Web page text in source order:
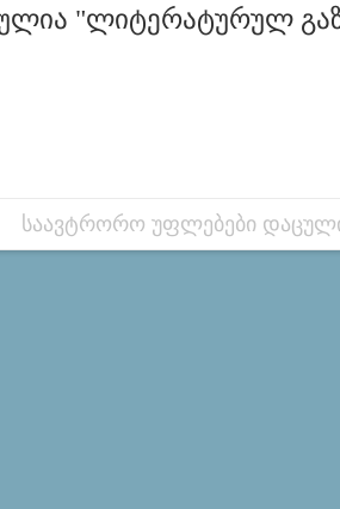
"ლიტერატურულ
საავტრორო უფლებები